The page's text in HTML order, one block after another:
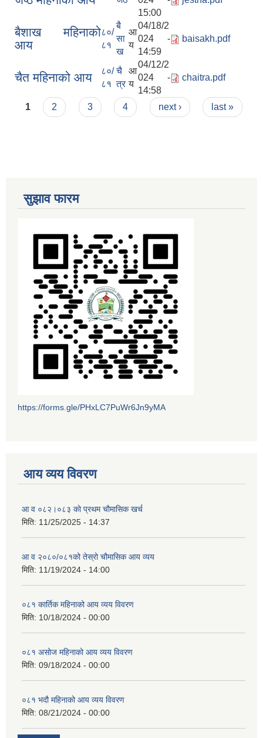
15:00
बैशाख महिनाको
आय
८०/
८१
बै
सा
ख
आ
य
04/18/2
024 -
14:59
baisakh.pdf
चैत महिनाको आय
८०/
८१
चै
त्र
आ
य
04/12/2
024 -
14:58
chaitra.pdf
Pages
1 2 3 4 next › last »
सुझाव फारम
https://forms.gle/PHxLC7PuWr6Jn9yMA
आय व्यय विवरण
आ व ०८२।०८३ को प्रथम चौमासिक खर्च
मिति: 11/25/2025 - 14:37
आ व २०८०/०८१को तेस्रो चौमासिक आय व्यय
मिति: 11/19/2024 - 14:00
०८१ कार्तिक महिनाको आय व्यय विवरण
मिति: 10/18/2024 - 00:00
०८१ असोज महिनाको आय व्यय विवरण
मिति: 09/18/2024 - 00:00
०८१ भदौ महिनाको आय व्यय विवरण
मिति: 08/21/2024 - 00:00